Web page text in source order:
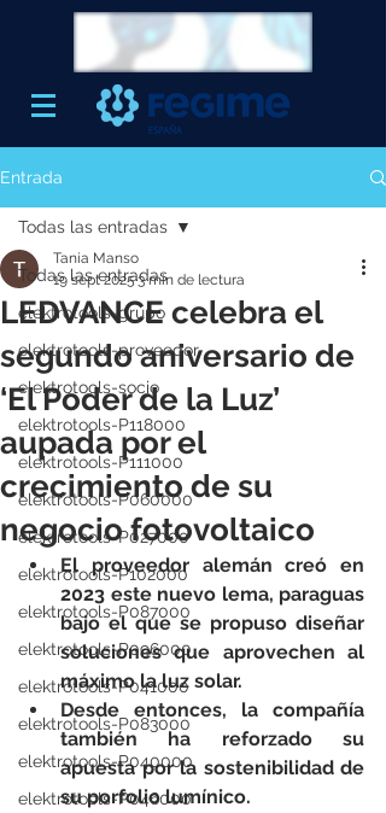
Entrada
Todas las entradas
elektrotools-grupo
elektrotools-proveedor
elektrotools-socio
elektrotools-P118000
elektrotools-P111000
elektrotools-P060000
elektrotools-P027000
elektrotools-P102000
elektrotools-P087000
elektrotools-P096000
elektrotools-P041000
elektrotools-P083000
elektrotools-P040000
elektrotools-P046000
Todas las entradas
LEDVANCE celebra el
segundo aniversario de
‘El Poder de la Luz’
aupada por el
crecimiento de su
negocio fotovoltaico
Tania Manso
19 sept 20253 min de lectura
El proveedor alemán creó en
2023 este nuevo lema, paraguas
bajo el que se propuso diseñar
soluciones que aprovechen al
máximo la luz solar.
Desde entonces, la compañía
también ha reforzado su
apuesta por la sostenibilidad de
su porfolio lumínico.